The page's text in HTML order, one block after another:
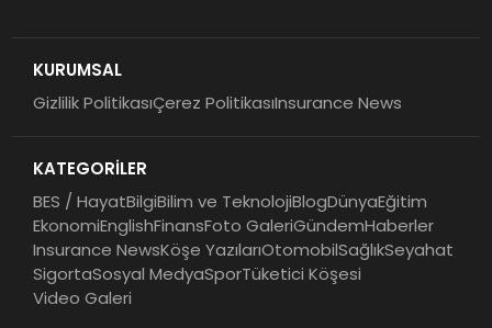
KURUMSAL
Gizlilik PolitikasıÇerez PolitikasıInsurance News
KATEGORİLER
BES / HayatBilgiBilim ve TeknolojiBlogDünyaEğitim
EkonomiEnglishFinansFoto GaleriGündemHaberler
Insurance NewsKöşe YazılarıOtomobilSağlıkSeyahat
SigortaSosyal MedyaSporTüketici Köşesi
Video Galeri